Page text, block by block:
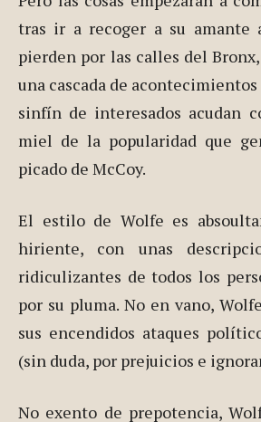
tras ir a recoger a su amante
pierden por las calles del
una cascada de
sinfín de interesados acudan
miel de la popularidad que
picado de McCoy.
El estilo de Wolfe es
hiriente, con unas
ridiculizantes de todos los
por su pluma. No en vano,
sus encendidos ataques
(sin duda, por prejuicios e
No exento de prepotencia,